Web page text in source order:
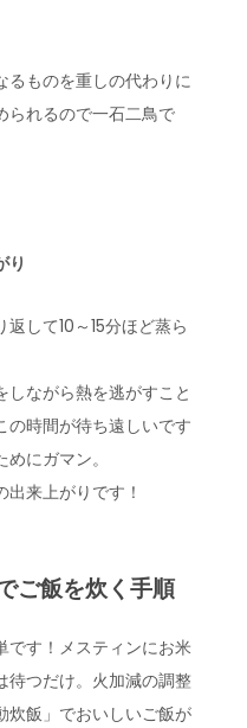
るものを重しの代わりに
られるので一石二鳥で
り
して10～15分ほど蒸ら
ながら熱を逃がすこと
の時間が待ち遠しいです
にガマン。
来上がりです！
ご飯を炊く手順
です！メスティンにお米
待つだけ。火加減の調整
炊飯」でおいしいご飯が